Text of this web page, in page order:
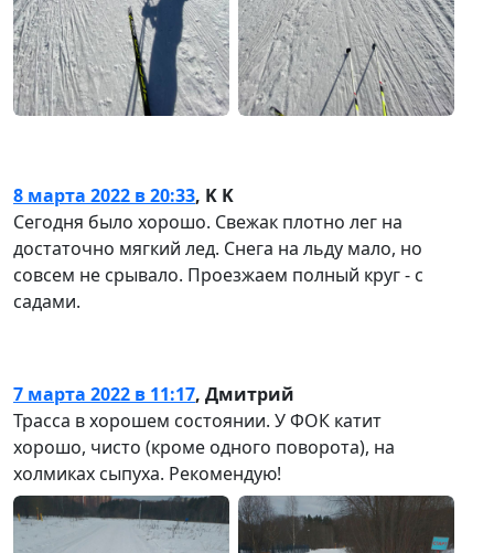
8 марта 2022 в 20:33, K K
Сегодня было хорошо. Свежак плотно лег на
достаточно мягкий лед. Снега на льду мало, но
совсем не срывало. Проезжаем полный круг - с
садами.
7 марта 2022 в 11:17, Дмитрий
Трасса в хорошем состоянии. У ФОК катит
хорошо, чисто (кроме одного поворота), на
холмиках сыпуха. Рекомендую!